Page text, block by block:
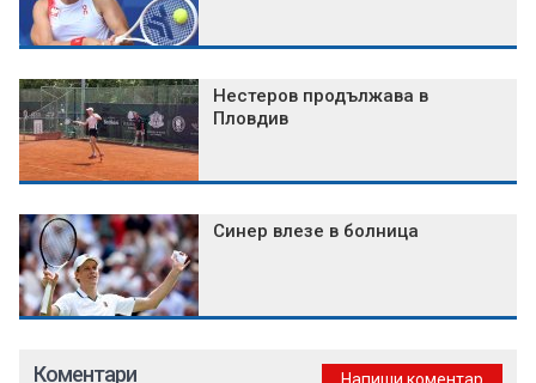
Нестеров продължава в
Пловдив
Синер влезе в болница
Коментари